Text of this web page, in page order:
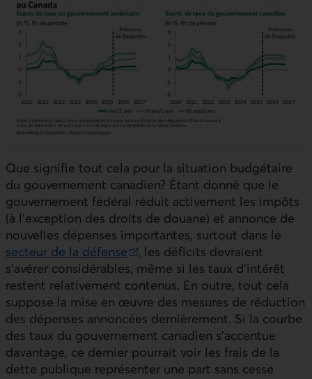
Que signifie tout cela pour la situation budgétaire
du gouvernement canadien? Étant donné que le
gouvernement fédéral réduit activement les impôts
(à l’exception des droits de douane) et annonce de
nouvelles dépenses importantes, surtout dans le
secteur de la défense
Lien externe au site.
, les déficits devraient
s’avérer considérables, même si les taux d’intérêt
restent relativement contenus. En outre, tout cela
suppose la mise en œuvre des mesures de réduction
des dépenses annoncées dernièrement. Si la courbe
des taux du gouvernement canadien s’accentue
davantage, ce dernier pourrait voir les frais de la
dette publique représenter une part sans cesse